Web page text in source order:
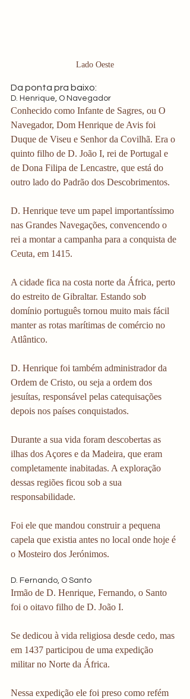
Lado Oeste
Da ponta pra baixo:
D. Henrique, O Navegador
Conhecido como Infante de Sagres, ou O
Navegador, Dom Henrique de Avis foi
Duque de Viseu e Senhor da Covilhã. Era o
quinto filho de D. João I, rei de Portugal e
de Dona Filipa de Lencastre, que está do
outro lado do Padrão dos Descobrimentos.
D. Henrique teve um papel importantíssimo
nas Grandes Navegações, convencendo o
rei a montar a campanha para a conquista de
Ceuta, em 1415.
A cidade fica na costa norte da África, perto
do estreito de Gibraltar. Estando sob
domínio português tornou muito mais fácil
manter as rotas marítimas de comércio no
Atlântico.
D. Henrique foi também administrador da
Ordem de Cristo, ou seja a ordem dos
jesuítas, responsável pelas catequisações
depois nos países conquistados.
Durante a sua vida foram descobertas as
ilhas dos Açores e da Madeira, que eram
completamente inabitadas. A exploração
dessas regiões ficou sob a sua
responsabilidade.
Foi ele que mandou construir a pequena
capela que existia antes no local onde hoje é
o Mosteiro dos Jerónimos.
D. Fernando, O Santo
Irmão de D. Henrique, Fernando, o Santo
foi o oitavo filho de D. João I.
Se dedicou à vida religiosa desde cedo, mas
em 1437 participou de uma expedição
militar no Norte da África.
Nessa expedição ele foi preso como refém